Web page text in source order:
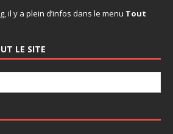
il y a plein d’infos dans le menu Tout
LE SITE